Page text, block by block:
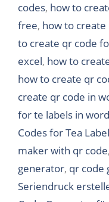
codes, how to
free, how to
to create qr code
excel, how to
how to create qr
create qr code in
for te labels in
Codes for Tea
maker with qr code,
generator, qr code
Seriendruck